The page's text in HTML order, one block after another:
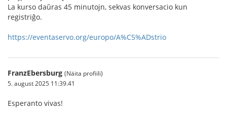
La kurso daŭras 45 minutojn, sekvas konversacio kun
registriĝo.
https://eventaservo.org/europo/A%C5%ADstrio
FranzEbersburg (Näita profiili)
5. august 2025 11:39.41
Esperanto vivas!